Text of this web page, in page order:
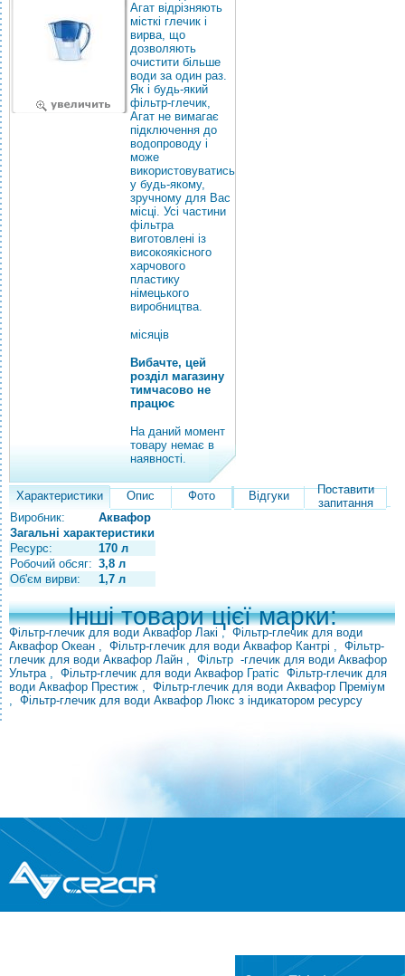
Агат відрізняють
місткі глечик і
вирва, що
дозволяють
очистити більше
води за один раз.
Як і будь-який
фільтр-глечик,
Агат не вимагає
підключення до
водопроводу і
може
використовуватись
у будь-якому,
зручному для Вас
місці. Усі частини
фільтра
виготовлені із
високоякісного
харчового
пластику
німецького
виробництва.
місяців
Вибачте, цей
розділ магазину
тимчасово не
працює
На даний момент
товару немає в
наявності.
Характеристики Опис Фото Відгуки
Поставити
запитання
Виробник:
Аквафор
Загальні характеристики
Ресурс:
170 л
Робочий обсяг: 3,8 л
Об'єм вирви:
1,7 л
Інші товари цієї марки:
Фільтр-глечик для води Аквафор Лакі , Фільтр-глечик для води
Аквафор Океан , Фільтр-глечик для води Аквафор Кантрі , Фільтр-
глечик для води Аквафор Лайн , Фільтр -глечик для води Аквафор
Ультра , Фільтр-глечик для води Аквафор Гратіс Фільтр-глечик для
води Аквафор Престиж , Фільтр-глечик для води Аквафор Преміум
, Фільтр-глечик для води Аквафор Люкс з індикатором ресурсу